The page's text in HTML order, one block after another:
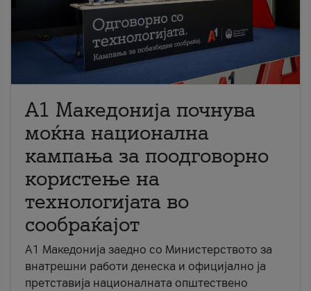
A1 Македонија почнува
моќна национална
кампања за поодговорно
користење на
технологијата во
сообраќајот
A1 Македонија заедно со Министерството за
внатрешни работи денеска и официјално ја
претставија националната општествено